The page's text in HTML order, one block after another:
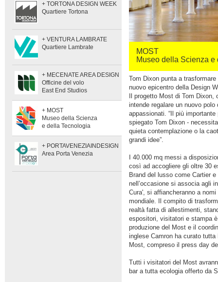
+ TORTONA DESIGN WEEK
Quartiere Tortona
+ VENTURA LAMBRATE
Quartiere Lambrate
+ MECENATE AREA DESIGN
Officine del volo
East End Studios
+ MOST
Museo della Scienza
e della Tecnologia
+ PORTAVENEZIAINDESIGN
Area Porta Venezia
MOST
Museo della Scienza e
Tom Dixon punta a
nuovo epicentro della Design
Il progetto Most di Tom
intende regalare un nuovo
appassionati. “Il più
spiegato Tom Dixon -
quieta contemplazione o la
grandi idee”.
I 40.000 mq messi a
così ad accogliere gli oltre 30
Brand del lusso come Cartier
nell’occasione si associa agli
Cura', si affiancheranno a
mondiale. Il compito di
realtà fatta di allestimenti,
espositori, visitatori e stampa
produzione del Most e il
inglese Camron ha curato
Most, compreso il press day
Tutti i visitatori del Most
bar a tutta ecologia offerto da